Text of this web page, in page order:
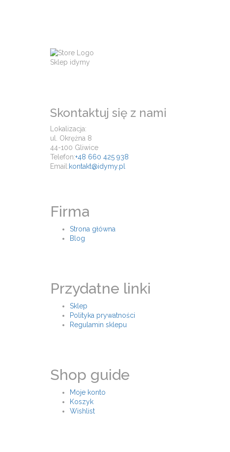
Sklep idymy
Skontaktuj się z nami
Lokalizacja:
ul. Okrężna 8
44-100 Gliwice
Telefon:+48 660 425 938
Email:kontakt@idymy.pl
Firma
Strona główna
Blog
Przydatne linki
Sklep
Polityka prywatności
Regulamin sklepu
Shop guide
Moje konto
Koszyk
Wishlist